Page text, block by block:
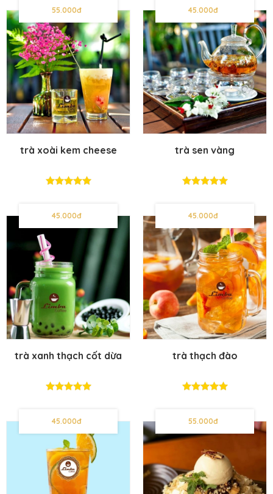
55.000đ
trà xoài kem cheese
45.000đ
trà sen vàng
45.000đ
trà xanh thạch cốt dừa
45.000đ
trà thạch đào
45.000đ 55.000đ